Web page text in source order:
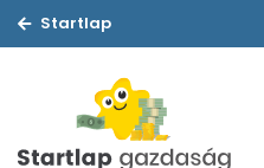
Startlap